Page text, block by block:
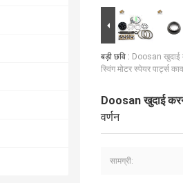
बड़ी छवि : Doosan खुदाई
स्विंग मोटर स्पेयर पार्ट्स
Doosan खुदाई
वर्णन
सामग्री: